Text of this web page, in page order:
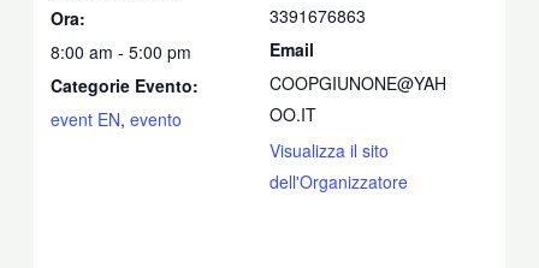
Ora:
8:00 am - 5:00 pm
Categorie Evento:
event EN,evento
3391676863
Email
COOPGIUNONE@YAH
OO.IT
Visualizza il sito
dell'Organizzatore